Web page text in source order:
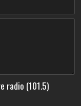
radio (101.5)